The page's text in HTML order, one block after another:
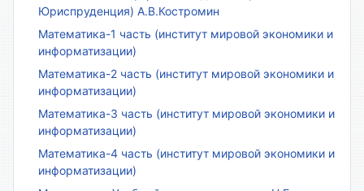
Юриспруденция) А.В.Костромин
Математика-1 часть (институт мировой экономики и
информатизации)
Математика-2 часть (институт мировой экономики и
информатизации)
Математика-3 часть (институт мировой экономики и
информатизации)
Математика-4 часть (институт мировой экономики и
информатизации)